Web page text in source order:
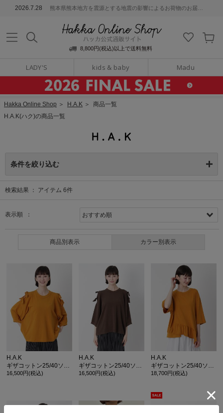
2026.7.28 熊本県熊本地方を震源とする地震の影響によるお荷物のお届けについて
8,800円(税込)以上で送料無料
LADY'S kids & baby Madu
通販サイト
Hakka Online Shop ＞ H.A.K ＞ 商品一覧
H.A.K(ハク)の商品一覧
条件を絞り込む
検索結果 ： アイテム 6件
表示順 ：
商品別表示 カラー別表示
H.A.K
16,500円(税込)
H.A.K
16,500円(税込)
H.A.K
18,700円(税込)